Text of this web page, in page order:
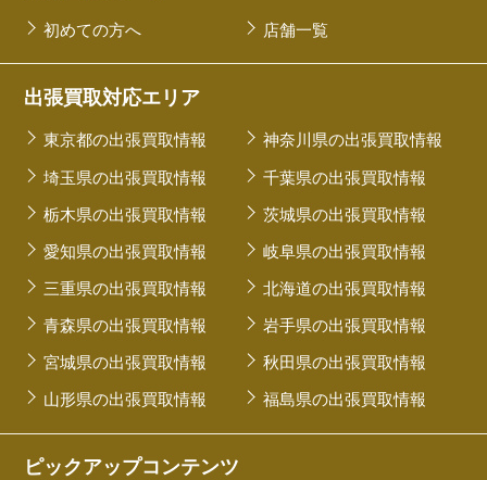
初めての方へ 店舗一覧
出張買取対応エリア
東京都の出張買取情報 神奈川県の出張買取情報
埼玉県の出張買取情報 千葉県の出張買取情報
栃木県の出張買取情報 茨城県の出張買取情報
愛知県の出張買取情報 岐阜県の出張買取情報
三重県の出張買取情報 北海道の出張買取情報
青森県の出張買取情報 岩手県の出張買取情報
宮城県の出張買取情報 秋田県の出張買取情報
山形県の出張買取情報 福島県の出張買取情報
ピックアップコンテンツ